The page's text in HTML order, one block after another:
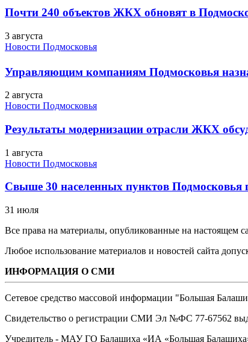
Почти 240 объектов ЖКХ обновят в
3 августа
Новости Подмосковья
Управляющим компаниям Подмосковья
2 августа
Новости Подмосковья
Результаты модернизации отрасли ЖКХ
1 августа
Новости Подмосковья
Свыше 30 населенных пунктов Подмосковья
31 июля
Все права на материалы, опубликованные на
Любое использование материалов и новостей сайта
ИНФОРМАЦИЯ О СМИ
Сетевое средство массовой информации "Большая
Свидетельство о регистрации СМИ Эл №ФС ‎77-67562
Учредитель - МАУ ГО Балашиха «ИА «Большая